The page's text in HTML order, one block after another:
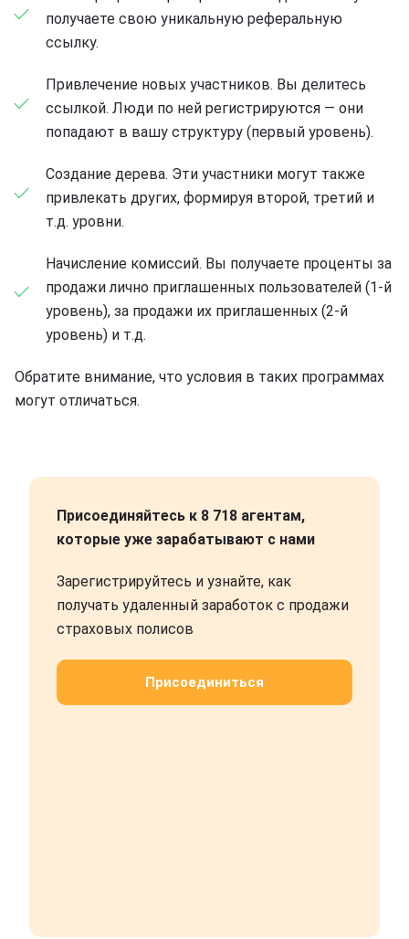
получаете свою уникальную реферальную
ссылку.
Привлечение новых участников. Вы делитесь
ссылкой. Люди по ней регистрируются — они
попадают в вашу структуру (первый уровень).
Создание дерева. Эти участники могут также
привлекать других, формируя второй, третий и
т.д. уровни.
Начисление комиссий. Вы получаете проценты за
продажи лично приглашенных пользователей (1-й
уровень), за продажи их приглашенных (2-й
уровень) и т.д.
Обратите внимание, что условия в таких программах
могут отличаться.
Присоединяйтесь к 8 718 агентам,
которые уже зарабатывают с нами
Зарегистрируйтесь и узнайте, как
получать удаленный заработок с продажи
страховых полисов
Присоединиться